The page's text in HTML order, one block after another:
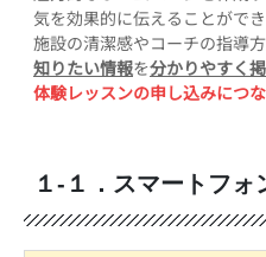
気を効果的に伝えることができ
施設の清潔感やコーチの指導
知りたい情報を分かりやすく
体験レッスンの申し込みにつ
１-１．スマートフ